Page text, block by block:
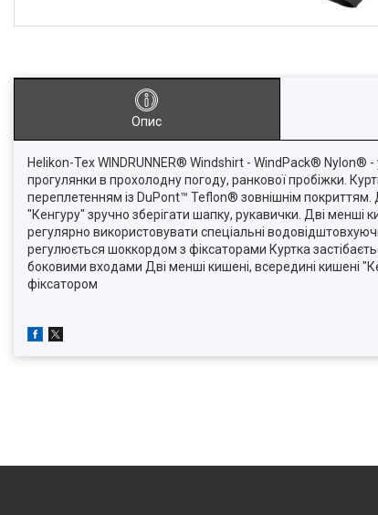
Опис
Helikon-Tex WINDRUNNER® Windshirt - WindPack® Nylon® -
прогулянки в прохолодну погоду, ранкової пробіжки.
переплетенням із DuPont™ Teflon® зовнішнім покриттям.
"Кенгуру" зручно зберігати шапку, рукавички. Дві менші
регулярно використовувати спеціальні
регулюється шоккордом з фіксаторами Куртка
боковими входами Дві менші кишені, всередині кишені
фіксатором